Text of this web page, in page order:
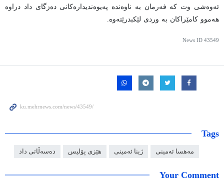
ئەوەشی وت کە فەرمان بە ناوەندە پەیوەندیدارەکانی دەزگای داد دراوە
هەموو کامێراکان بە وردی لێکبدرێتەوە.
News ID 43549
Tags
مەهسا ئەمینی ژینا ئەمینی هێزی پۆلیس دەسەڵاتی داد
Your Comment